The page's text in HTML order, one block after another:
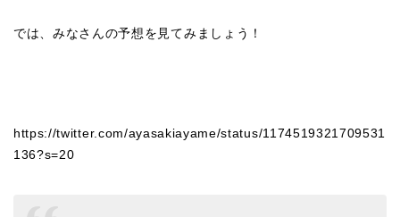
では、みなさんの予想を見てみましょう！
https://twitter.com/ayasakiayame/status/1174519321709531
136?s=20